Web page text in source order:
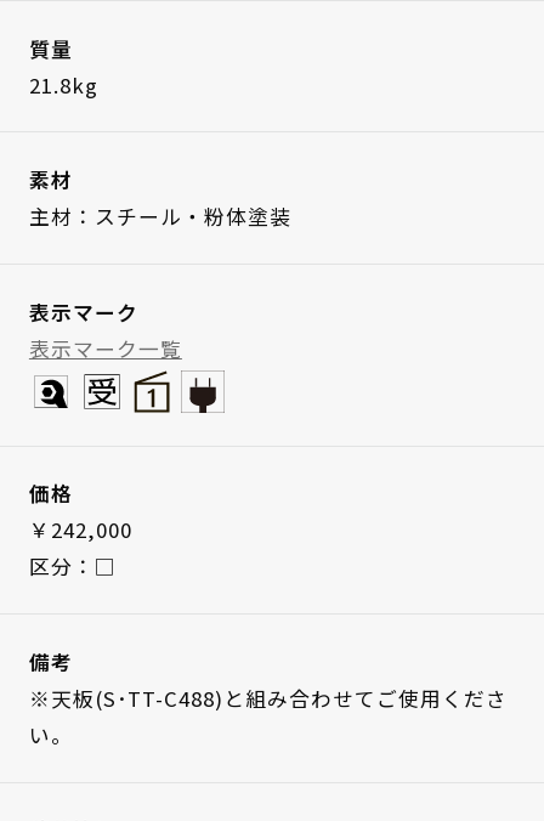
質量
21.8kg
素材
主材：スチール・粉体塗装
表示マーク
表示マーク一覧
価格
￥242,000
区分：□
備考
※天板(S･TT-C488)と組み合わせてご使用くださ
い。